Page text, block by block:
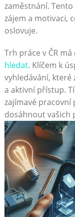
zaměstnání.
zájem a motivaci,
oslovuje.
Trh práce v ČR
hledat.‍ Klíčem​ k
vyhledávání,
a aktivní přístup.‌
zajímavé
dosáhnout vašich